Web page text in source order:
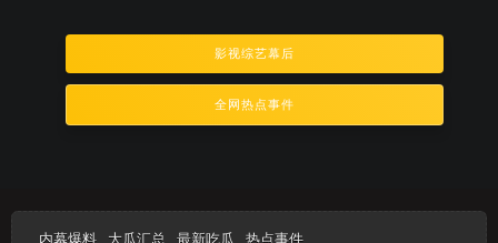
影视综艺幕后
全网热点事件
内幕爆料 大瓜汇总 最新吃瓜 热点事件